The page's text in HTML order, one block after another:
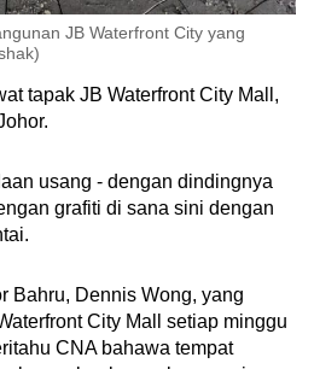
JB Waterfront City yang
tapak JB Waterfront City Mall,
usang - dengan dindingnya
grafiti di sana sini dengan
Bahru, Dennis Wong, yang
City Mall setiap minggu
CNA bahawa tempat